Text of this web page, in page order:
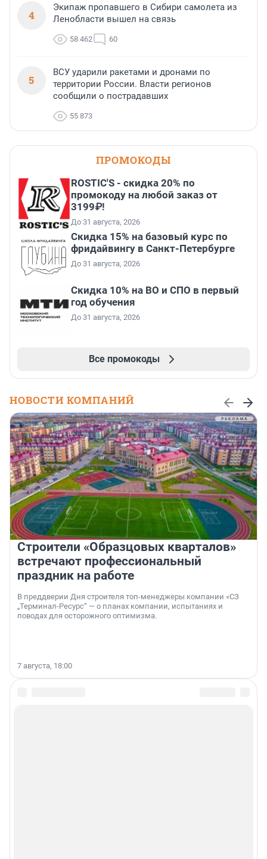
4
Экипаж пропавшего в Сибири самолета из
Ленобласти вышел на связь
58 462 60
5
ВСУ ударили ракетами и дронами по
территории России. Власти регионов
сообщили о пострадавших
55 873
ПРОМОКОДЫ
ROSTIC'S - скидка 20% по
промокоду на любой заказ от
3199₽!
До 31 августа, 2026
Скидка 15% на базовый курс по
фридайвингу в Санкт-Петербурге
До 31 августа, 2026
Скидка 10% на ВО и СПО в первый
год обучения
До 31 августа, 2026
Все промокоды
НОВОСТИ КОМПАНИЙ
Строители «Образцовых кварталов»
встречают профессиональный
праздник на работе
В преддверии Дня строителя топ-менеджеры компании «СЗ
„Терминал-Ресурс“ — о планах компании, испытаниях и
поводах для осторожного оптимизма.
7 августа, 18:00